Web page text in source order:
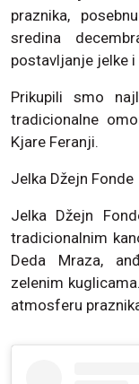
praznika,
sredina
postavljanje jelke i
Prikupili smo
tradicionalne
Kjare Feranji.
Jelka Džejn Fonde
Jelka Džejn
tradicionalnim
Deda Mraza,
zelenim
atmosferu